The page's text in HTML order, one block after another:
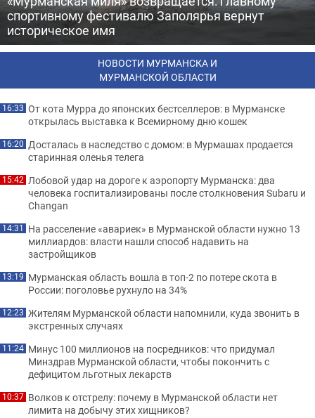
спортивному фестивалю Заполярья вернут
историческое имя
НОВОСТИ МУРМАНСКА И
МУРМАНСКОЙ ОБЛАСТИ
16:33 От кота Мурра до японских бестселлеров: в Мурманске
открылась выставка к Всемирному дню кошек
16:20 Досталась в наследство с домом: в Мурмашах продается
старинная оленья телега
15:42 Лобовой удар на дороге к аэропорту Мурманска: два
человека госпитализированы после столкновения Subaru и
Changan
14:31 На расселение «авариек» в Мурманской области нужно 13
миллиардов: власти нашли способ надавить на
застройщиков
13:19 Мурманская область вошла в топ-2 по потере скота в
России: поголовье рухнуло на 34%
12:23 Жителям Мурманской области напомнили, куда звонить в
экстренных случаях
11:24 Минус 100 миллионов на посредников: что придумал
Минздрав Мурманской области, чтобы покончить с
дефицитом льготных лекарств
10:37 Волков к отстрелу: почему в Мурманской области нет
лимита на добычу этих хищников?